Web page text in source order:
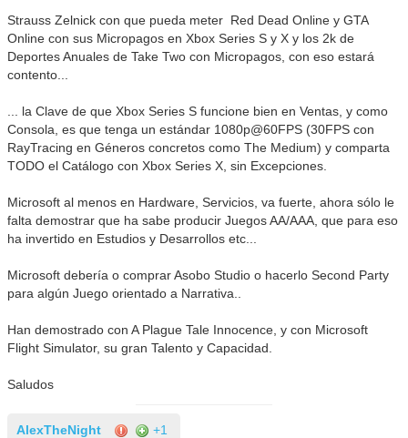
Strauss Zelnick con que pueda meter Red Dead Online y GTA
Online con sus Micropagos en Xbox Series S y X y los 2k de
Deportes Anuales de Take Two con Micropagos, con eso estará
contento...
... la Clave de que Xbox Series S funcione bien en Ventas, y como
Consola, es que tenga un estándar 1080p@60FPS (30FPS con
RayTracing en Géneros concretos como The Medium) y comparta
TODO el Catálogo con Xbox Series X, sin Excepciones.
Microsoft al menos en Hardware, Servicios, va fuerte, ahora sólo le
falta demostrar que ha sabe producir Juegos AA/AAA, que para eso
ha invertido en Estudios y Desarrollos etc...
Microsoft debería o comprar Asobo Studio o hacerlo Second Party
para algún Juego orientado a Narrativa..
Han demostrado con A Plague Tale Innocence, y con Microsoft
Flight Simulator, su gran Talento y Capacidad.
Saludos
AlexTheNight +1